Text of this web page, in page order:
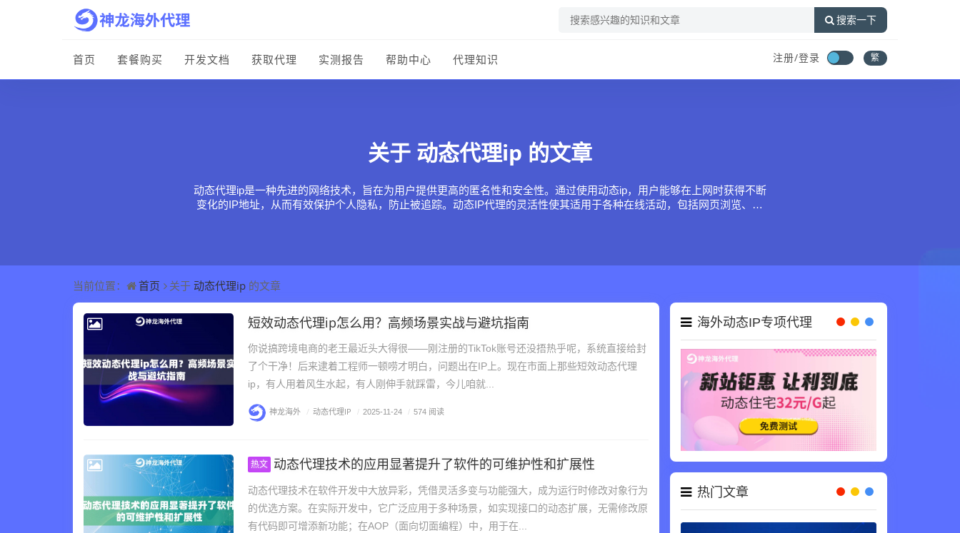
搜索一下
首页 套餐购买 开发文档 获取代理 实测报告 帮助中心 代理知识 注册/登录 繁
关于 动态代理ip 的文章
动态代理ip是一种先进的网络技术，旨在为用户提供更高的匿名性和安全性。通过使用动态ip，用户能够在上网时获得不断
变化的IP地址，从而有效保护个人隐私，防止被追踪。动态IP代理的灵活性使其适用于各种在线活动，包括网页浏览、数
当前位置： 首页 关于 动态代理ip 的文章
短效动态代理ip怎么用？高频场景实战与避坑指南
你说搞跨境电商的老王最近头大得很——刚注册的TikTok账号还没捂热乎呢，系统直接给封
了个干净！后来逮着工程师一顿唠才明白，问题出在IP上。现在市面上那些短效动态代理
ip，有人用着风生水起，有人刚伸手就踩雷，今儿咱就...
神龙海外 / 动态代理IP / 2025-11-24 / 574 阅读
热文 动态代理技术的应用显著提升了软件的可维护性和扩展性
动态代理技术在软件开发中大放异彩，凭借灵活多变与功能强大，成为运行时修改对象行为
的优选方案。在实际开发中，它广泛应用于多种场景，如实现接口的动态扩展，无需修改原
有代码即可增添新功能；在AOP（面向切面编程）中，用于在...
海外动态IP专项代理
热门文章